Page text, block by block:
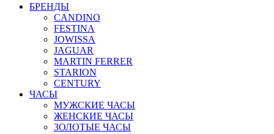
БРЕНДЫ
CANDINO
FESTINA
JOWISSA
JAGUAR
MARTIN FERRER
STARION
CENTURY
ЧАСЫ
МУЖСКИЕ ЧАСЫ
ЖЕНСКИЕ ЧАСЫ
ЗОЛОТЫЕ ЧАСЫ